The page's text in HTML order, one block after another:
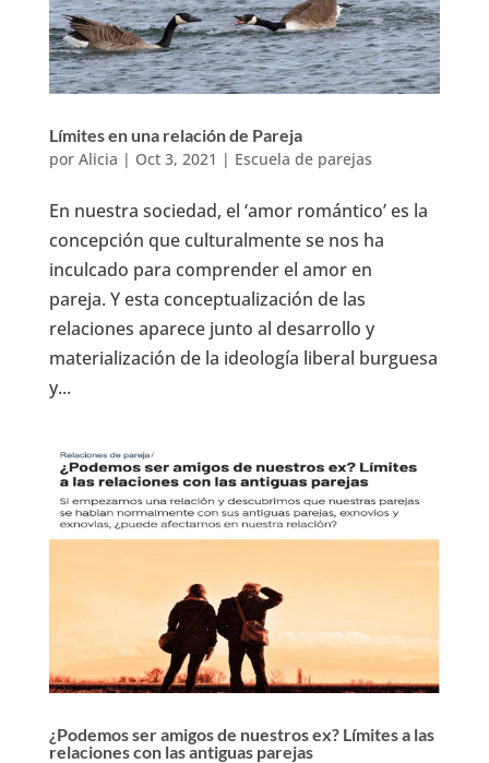
Límites en una relación de Pareja
por Alicia | Oct 3, 2021 | Escuela de parejas
En nuestra sociedad, el ‘amor romántico’ es la
concepción que culturalmente se nos ha
inculcado para comprender el amor en
pareja. Y esta conceptualización de las
relaciones aparece junto al desarrollo y
materialización de la ideología liberal burguesa
y...
¿Podemos ser amigos de nuestros ex? Límites a las
relaciones con las antiguas parejas